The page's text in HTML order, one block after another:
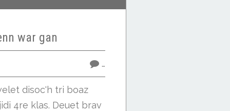
war gan
…
disoc'h tri boaz
4re klas. Deuet brav